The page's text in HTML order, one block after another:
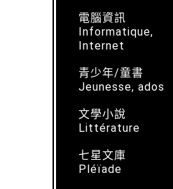
電腦資訊
Informatique,
Internet
青少年/童書
Jeunesse, ados
文學小說
Littérature
七星文庫
Pléïade